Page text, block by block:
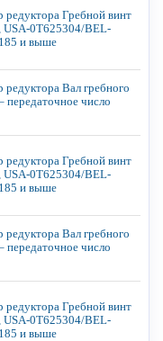
редуктора Гребной винт
USA-0T625304/BEL-
и выше
редуктора Вал гребного
передаточное число
редуктора Гребной винт
USA-0T625304/BEL-
и выше
редуктора Вал гребного
передаточное число
редуктора Гребной винт
USA-0T625304/BEL-
и выше